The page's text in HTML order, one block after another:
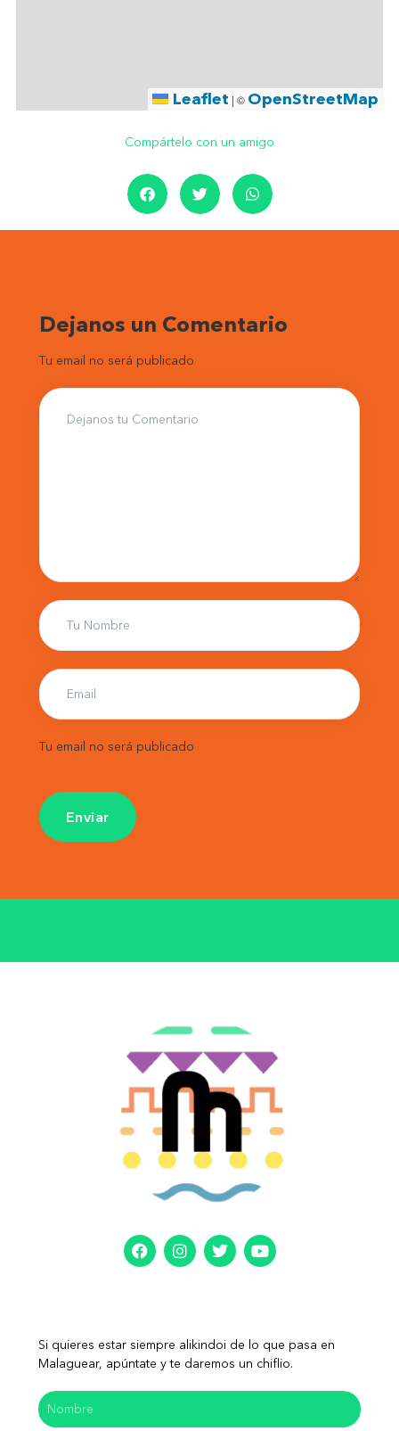
Leaflet | © OpenStreetMap
Compártelo con un amigo
Dejanos un Comentario
Tu email no será publicado
Tu email no será publicado
Si quieres estar siempre alikindoi de lo que pasa en
Malaguear, apúntate y te daremos un chiflio.